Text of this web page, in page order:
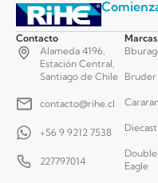
Contacto
Alameda 4196,
Estación Central,
Santiago de Chile
contacto@rihe.cl
+56 9 9212 7538
227797014
Marcas
Bruder
Diecast
Double
Eagle